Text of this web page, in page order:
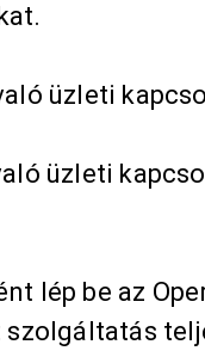
üzleti
üzleti
lép be az